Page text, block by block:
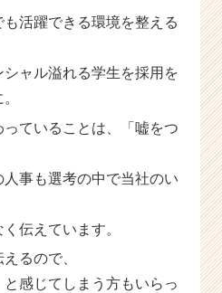
活躍できる環境を整える
シャル溢れる学生を採用を
ていることは、「嘘をつ
事も選考の中で当社のい
伝えています。
るので、
感じてしまう方もいらっ